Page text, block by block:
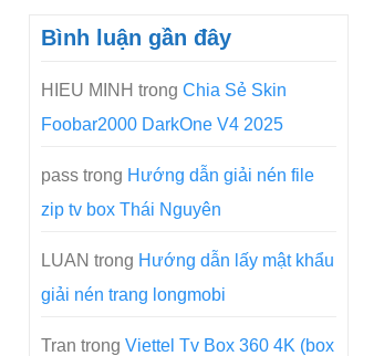
Bình luận gần đây
HIEU MINH trong Chia Sẻ Skin
Foobar2000 DarkOne V4 2025
pass trong Hướng dẫn giải nén file
zip tv box Thái Nguyên
LUAN trong Hướng dẫn lấy mật khẩu
giải nén trang longmobi
Tran trong Viettel Tv Box 360 4K (box